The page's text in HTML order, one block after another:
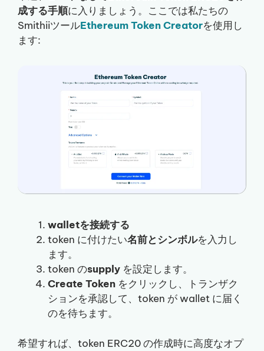
成する手順に入りましょう。ここでは私たちの
SmithiiツールEthereum Token Creatorを使用し
ます:
walletを接続する
token に付けたい名前とシンボルを入力し
ます。
token のsupply を設定します。
Create Token をクリックし、トランザク
ションを承認して、token が wallet に届く
のを待ちます。
希望すれば、token ERC20 の作成時に高度なオプ